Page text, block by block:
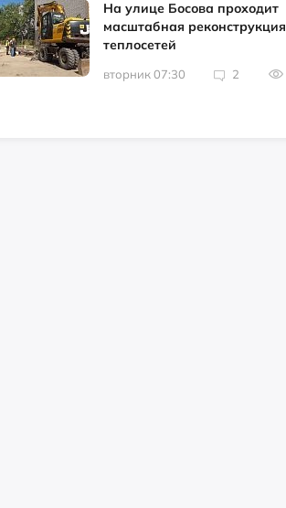
На улице Босова проходит
масштабная реконструкция
теплосетей
вторник 07:30 2